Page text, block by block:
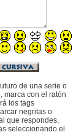
de una serie o
marca con el ratón
los tags
negritas o
que respondes,
seleccionando el